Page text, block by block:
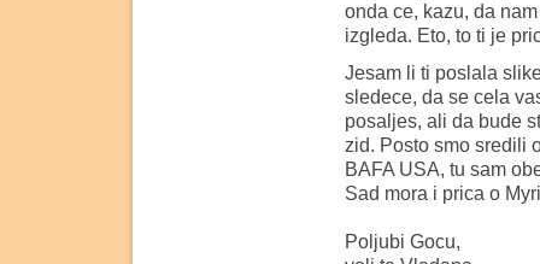
onda ce, kazu, da
izgleda. Eto, to ti je
Jesam li ti poslala
sledece, da se cela
posaljes, ali da bude
zid. Posto smo sredili
BAFA USA, tu sam
Sad mora i prica o
Poljubi Gocu,